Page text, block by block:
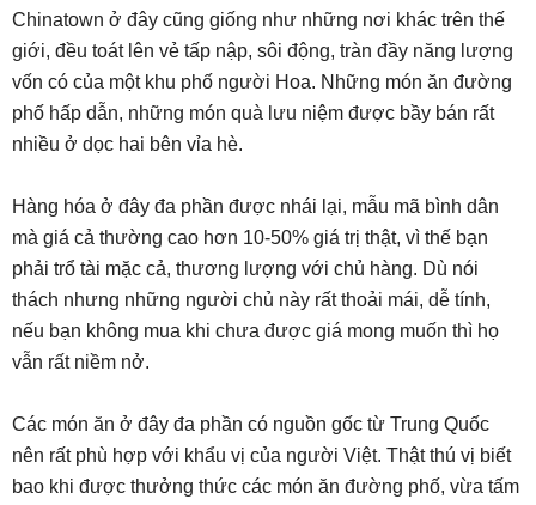
Chinatown ở đây cũng giống như những nơi khác trên thế
giới, đều toát lên vẻ tấp nập, sôi động, tràn đầy năng lượng
vốn có của một khu phố người Hoa. Những món ăn đường
phố hấp dẫn, những món quà lưu niệm được bầy bán rất
nhiều ở dọc hai bên vỉa hè.
Hàng hóa ở đây đa phần được nhái lại, mẫu mã bình dân
mà giá cả thường cao hơn 10-50% giá trị thật, vì thế bạn
phải trổ tài mặc cả, thương lượng với chủ hàng. Dù nói
thách nhưng những người chủ này rất thoải mái, dễ tính,
nếu bạn không mua khi chưa được giá mong muốn thì họ
vẫn rất niềm nở.
Các món ăn ở đây đa phần có nguồn gốc từ Trung Quốc
nên rất phù hợp với khẩu vị của người Việt. Thật thú vị biết
bao khi được thưởng thức các món ăn đường phố, vừa tấm